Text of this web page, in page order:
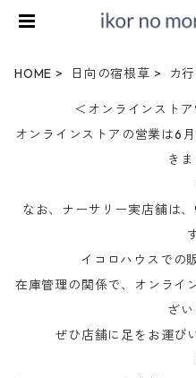
HOME 日向の宿根草 カ行
＜オンラインスト
オンラインストアの営業は6
きま
なお、ナーサリー実店舗は
イコロハウスでの
在庫管理の関係で、オンライ
ざい
ぜひ店舗に足をお運び